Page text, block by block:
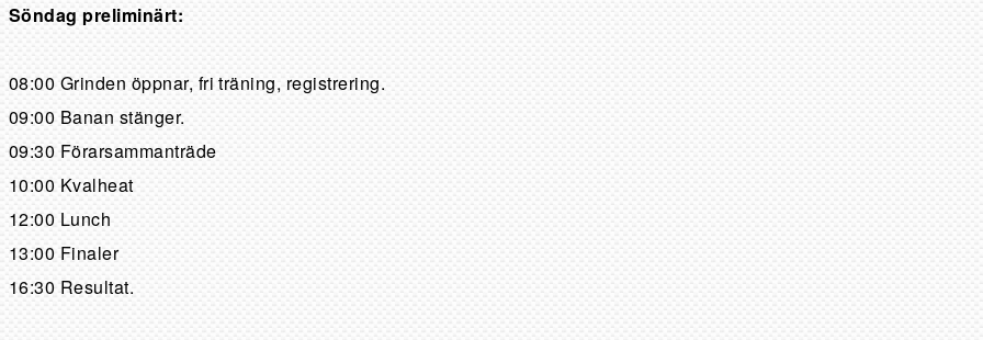
Söndag preliminärt:
08:00 Grinden öppnar, fri träning, registrering.
09:00 Banan stänger.
09:30 Förarsammanträde
10:00 Kvalheat
12:00 Lunch
13:00 Finaler
16:30 Resultat.